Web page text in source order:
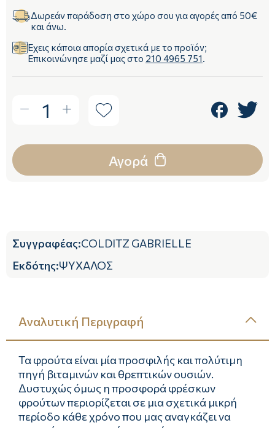
Δωρεάν παράδοση στο χώρο σου για αγορές από 50€
και άνω.
Έχεις κάποια απορία σχετικά με το προϊόν;
Επικοινώνησε μαζί μας στο 210 4965 751.
1
Αγορά
Συγγραφέας:COLDITZ GABRIELLE
Εκδότης:ΨΥΧΑΛΟΣ
Αναλυτική Περιγραφή
Τα φρούτα είναι μία προσφιλής και πολύτιμη
πηγή βιταμινών και θρεπτικών ουσιών.
Δυστυχώς όμως η προσφορά φρέσκων
φρούτων περιορίζεται σε μια σχετικά μικρή
περίοδο κάθε χρόνο που μας αναγκάζει να